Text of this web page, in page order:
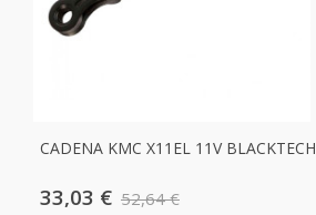
CADENA KMC X11EL 11V BLACKTECH
33,03 € 52,64 €